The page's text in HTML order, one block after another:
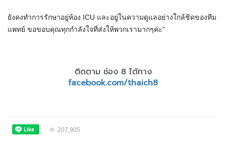
ยังคงทำการรักษาอยู่ห้อง ICU และอยู่ในความดูแลอย่างใกล้ชิดของทีม
แพทย์ ขอขอบคุณทุกกำลังใจที่ส่งให้พวกเรามากๆค่ะ"
ติดตาม ช่อง 8 ได้ทาง
facebook.com/thaich8
207,905